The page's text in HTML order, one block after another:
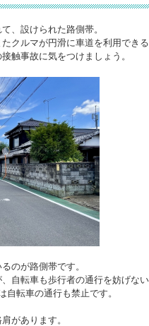
、設けられた路側帯。
クルマが円滑に車道を利用でき
触事故に気をつけましょう。
のが路側帯です。
自転車も歩行者の通行を妨げな
自転車の通行も禁止です。
があります。